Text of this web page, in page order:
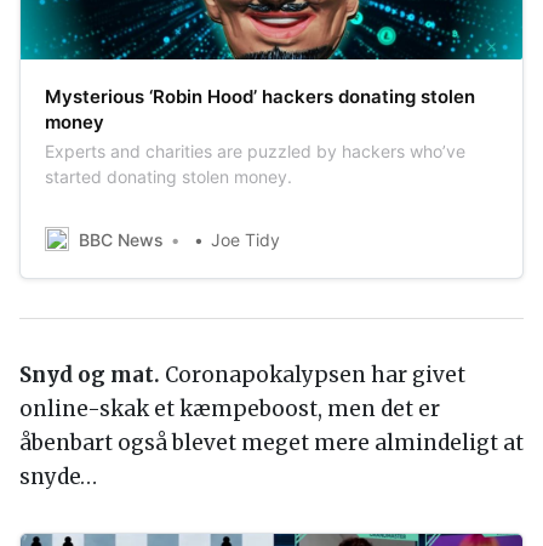
Mysterious ‘Robin Hood’ hackers donating stolen
money
Experts and charities are puzzled by hackers who’ve
started donating stolen money.
BBC News Joe Tidy
Snyd og mat. Coronapokalypsen har givet
online-skak et kæmpeboost, men det er
åbenbart også blevet meget mere almindeligt at
snyde…